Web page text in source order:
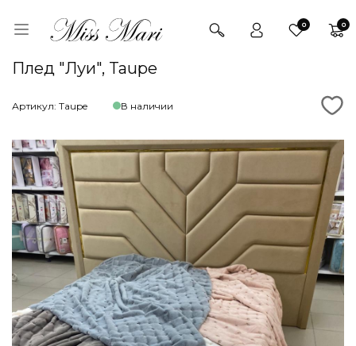
0 0
Плед "Луи", Taupe
Артикул: Taupe В наличии